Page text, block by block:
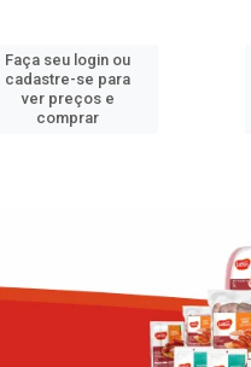
Faça seu login ou
cadastre-se para
ver preços e
comprar